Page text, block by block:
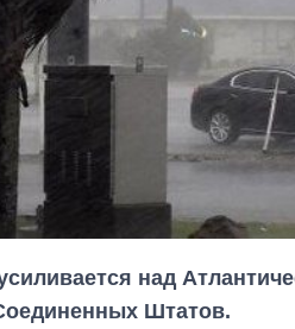
над
Штатов.